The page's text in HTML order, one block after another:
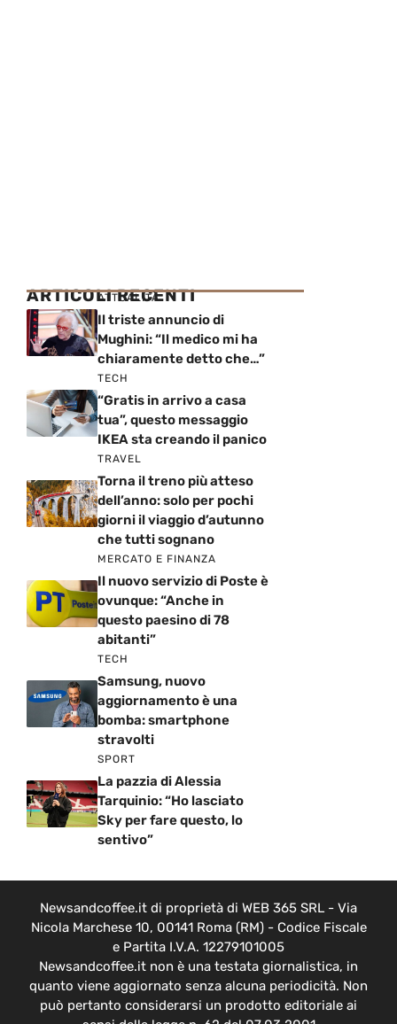
ARTICOLI RECENTI
ATTUALITÀ
Il triste annuncio di
Mughini: “Il medico mi ha
chiaramente detto che…”
TECH
“Gratis in arrivo a casa
tua”, questo messaggio
IKEA sta creando il panico
TRAVEL
Torna il treno più atteso
dell’anno: solo per pochi
giorni il viaggio d’autunno
che tutti sognano
MERCATO E FINANZA
Il nuovo servizio di Poste è
ovunque: “Anche in
questo paesino di 78
abitanti”
TECH
Samsung, nuovo
aggiornamento è una
bomba: smartphone
stravolti
SPORT
La pazzia di Alessia
Tarquinio: “Ho lasciato
Sky per fare questo, lo
sentivo”
Newsandcoffee.it di proprietà di WEB 365 SRL - Via
Nicola Marchese 10, 00141 Roma (RM) - Codice Fiscale
e Partita I.V.A. 12279101005
Newsandcoffee.it non è una testata giornalistica, in
quanto viene aggiornato senza alcuna periodicità. Non
può pertanto considerarsi un prodotto editoriale ai